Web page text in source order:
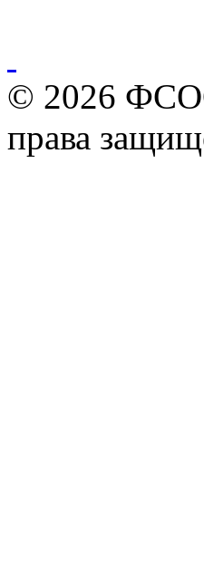
© 2026
права